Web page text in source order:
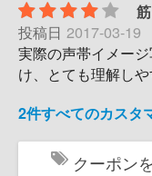
投稿日 2017-03-19
実際の声帯イメー
け、とても理解しや
2件すべてのカスタ
クーポン